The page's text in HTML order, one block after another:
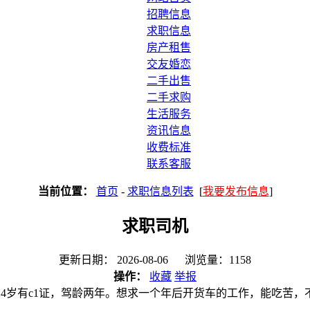
招聘信息
求职信息
房产租售
交友婚恋
二手出售
二手求购
生活服务
资讯信息
收费标准
联系客服
当前位置： 首页 - 求职信息列表 [我要发布信息]
求职司机
更新日期： 2026-08-06 浏览量：1158
操作：
收藏 举报
岁有c1证，驾龄两年。想求一个年后开货车的工作，能吃苦，